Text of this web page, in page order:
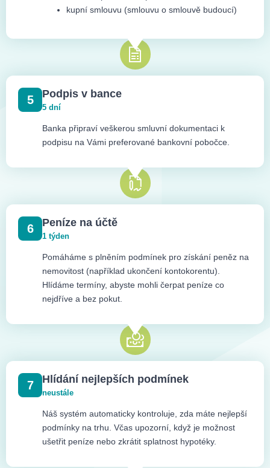
kupní smlouvu (smlouvu o smlouvě budoucí)
5 Podpis v bance
5 dní
Banka připraví veškerou smluvní dokumentaci k
podpisu na Vámi preferované bankovní pobočce.
6 Peníze na účtě
1 týden
Pomáháme s plněním podmínek pro získání peněz na
nemovitost (například ukončení kontokorentu).
Hlídáme termíny, abyste mohli čerpat peníze co
nejdříve a bez pokut.
7 Hlídání nejlepších podmínek
neustále
Náš systém automaticky kontroluje, zda máte nejlepší
podmínky na trhu. Včas upozorní, když je možnost
ušetřit peníze nebo zkrátit splatnost hypotéky.